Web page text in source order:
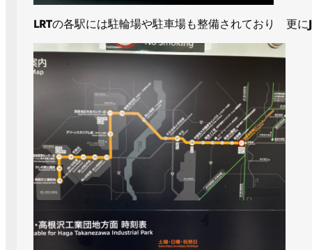
LRTの各駅には駐輪場や駐車場も整備されており 更に